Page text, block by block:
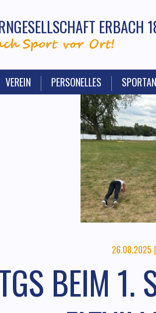
BEIM 1.
26.08.2025 |
ERBACH
Sport vor Ort!
VEREIN PERSONELLES